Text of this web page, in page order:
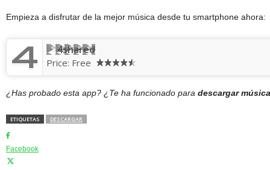
Empieza a disfrutar de la mejor música desde tu smartphone ahora:
4shared
Price: Free
¿Has probado esta app? ¿Te ha funcionado para descargar
ETIQUETAS DESCARGAR
Facebook